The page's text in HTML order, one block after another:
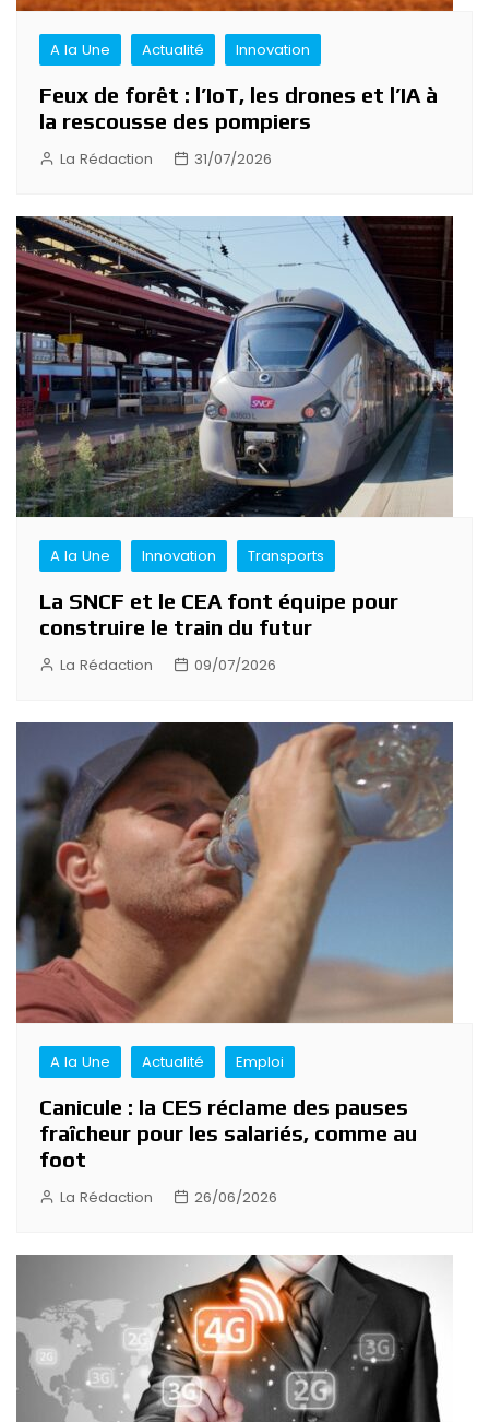
A la Une Actualité Innovation
Feux de forêt : l’IoT, les drones et l’IA à
la rescousse des pompiers
La Rédaction 31/07/2026
A la Une Innovation Transports
La SNCF et le CEA font équipe pour
construire le train du futur
La Rédaction 09/07/2026
A la Une Actualité Emploi
Canicule : la CES réclame des pauses
fraîcheur pour les salariés, comme au
foot
La Rédaction 26/06/2026